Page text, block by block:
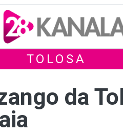
TOLOSA
da